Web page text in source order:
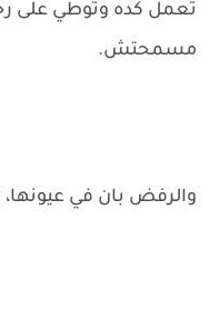
تعمل كده وتوطي على
مسمحتش.
والرفض بان في